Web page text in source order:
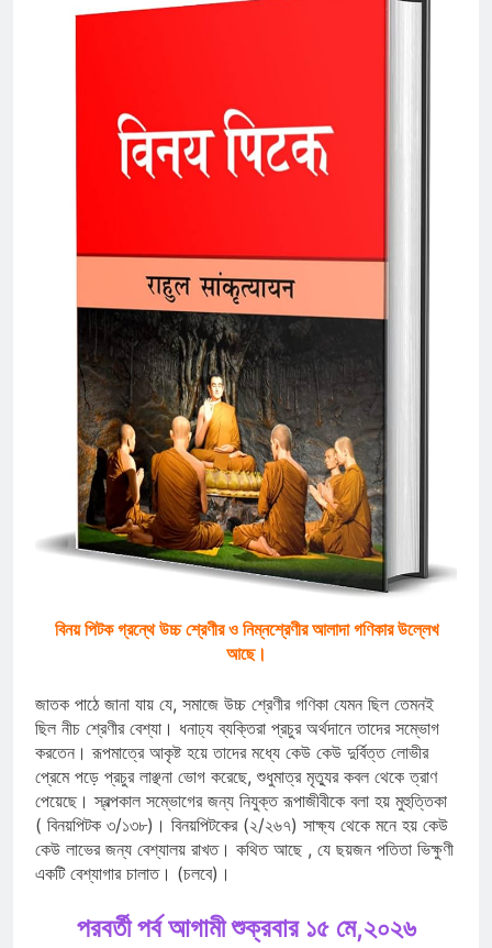
বিনয় পিটক গ্রন্থে উচ্চ শ্রেণীর ও নিম্নশ্রেণীর আলাদা গণিকার উল্লেখ
আছে।
জাতক পাঠে জানা যায় যে, সমাজে উচ্চ শ্রেণীর গণিকা যেমন ছিল তেমনই
ছিল নীচ শ্রেণীর বেশ্যা। ধনাঢ্য ব্যক্তিরা প্রচুর অর্থদানে তাদের সম্ভোগ
করতেন। রূপমাত্রে আকৃষ্ট হয়ে তাদের মধ্যে কেউ কেউ দুর্বিত্ত লোভীর
প্রেমে পড়ে প্রচুর লাঞ্ছনা ভোগ করেছে, শুধুমাত্র মৃত্যুর কবল থেকে ত্রাণ
পেয়েছে। স্বল্পকাল সম্ভোগের জন্য নিযুক্ত রূপাজীবীকে বলা হয় মুহুত্তিকা
( বিনয়পিটক ৩/১৩৮)। বিনয়পিটকের (২/২৬৭) সাক্ষ্য থেকে মনে হয় কেউ
কেউ লাভের জন্য বেশ্যালয় রাখত। কথিত আছে , যে ছয়জন পতিতা ভিক্ষুণী
একটি বেশ্যাগার চালাত। (চলবে)।
পরবর্তী পর্ব আগামী শুক্রবার ১৫ মে,২০২৬